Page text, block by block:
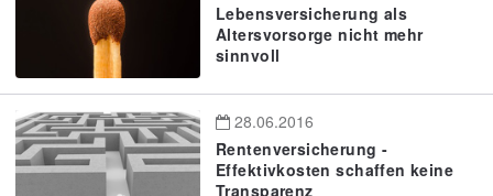
Lebensversicherung als
Altersvorsorge nicht mehr
sinnvoll
28.06.2016
Rentenversicherung -
Effektivkosten schaffen keine
Transparenz